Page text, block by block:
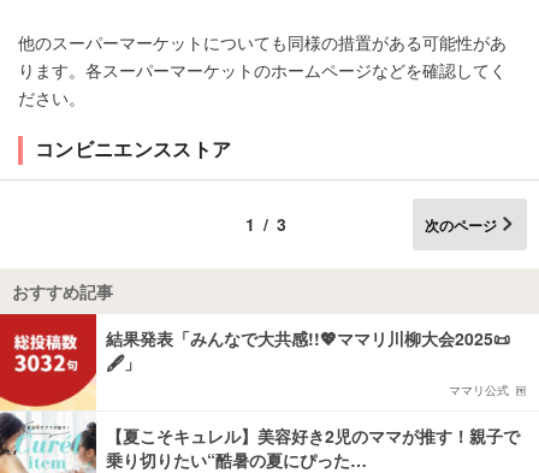
他のスーパーマーケットについても同様の措置がある可能性があ
ります。各スーパーマーケットのホームページなどを確認してく
ださい。
コンビニエンスストア
1/3 次のページ
おすすめ記事
結果発表「みんなで大共感!!💖ママリ川柳大会2025📜
🖋️」
ママリ公式
【夏こそキュレル】美容好き2児のママが推す！親子で
乗り切りたい“酷暑の夏にぴった…